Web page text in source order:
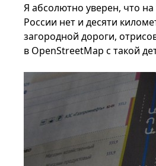
Я абсолютно уверен, что
России нет и десяти
загородной дороги,
в OpenStreetMap с такой